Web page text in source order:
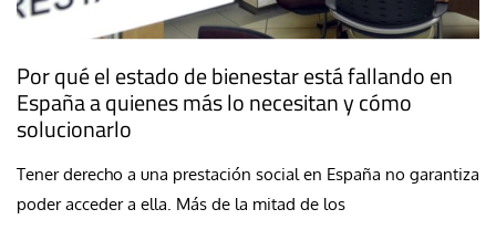
Por qué el estado de bienestar está fallando en
España a quienes más lo necesitan y cómo
solucionarlo
Tener derecho a una prestación social en España no garantiza
poder acceder a ella. Más de la mitad de los